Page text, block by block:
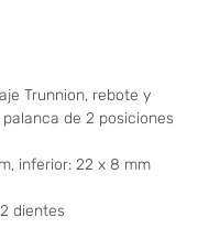
Trunnion, rebote y
de 2 posiciones
inferior: 22 x 8 mm
dientes